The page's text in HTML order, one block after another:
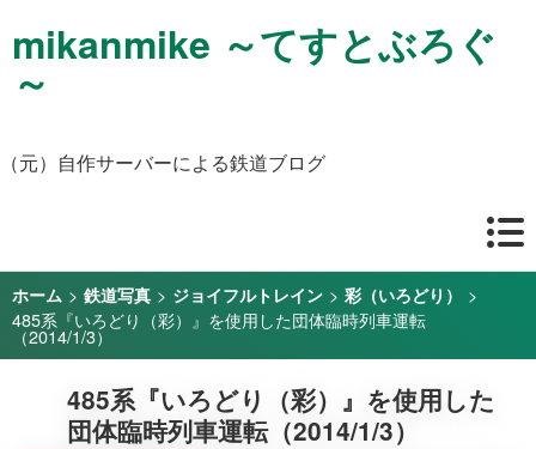
mikanmike ～てすとぶろぐ
～
（元）自作サーバーによる鉄道ブログ
ホーム > 鉄道写真 > ジョイフルトレイン > 彩（いろどり）
>
485系『いろどり（彩）』を使用した団体臨時列車運転
（2014/1/3）
485系『いろどり（彩）』を使用した
団体臨時列車運転（2014/1/3）